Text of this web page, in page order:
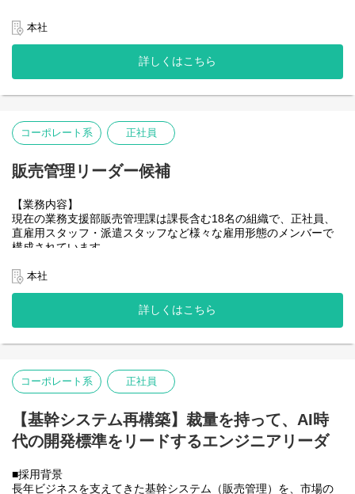
＊技術選定、投資（研究開発）を行う部署ですので、以下に限定
されません！
【バックエンド】
・Java（Spring、SpringBoot）
・C♯
・Go
【フロントエンド】
・JavaScript, TypeScript
・React, Vue.js
・HTML5
【環境】
・Visual Studio Code
・Eclipse
【コンテナ技術】
【OS】
・macOS, iOS
・Linux
【ソースコード管理】
・GitLab
【データベース】
・Cassandra
・ステップアップ： 日々の情シス運用を通じて社内課題を吸い上
げ、AIを武器に「現場の困りごと」を解決するプロフェッショナ
ルを目指していただきます。
※補足： どちらのチームでも情シスの基礎となる定常業務は経験
■組織構成
・25名（契約外注社員13名含む）
・部長1名
・男女比 3:1
部署は「業務システムチーム」と「インフラセキュリティチー
ム」に分かれており
人数割合は50:50です
【大切にしていること】
私たちは、単なる「社内システムの番人」ではありません。
会社の成長をITの力で加速させる"攻めの情報システム部門"です。
AI、最新のセキュリティ、データ利活用など、常に新しい技術を
模索し、ビジネスに貢献することをミッションとしています。
部署内は風通しが良く、協力会社のメンバーも含めて温和な人ば
かりです。
集中して業務に取り組みつつ、気軽に雑談もできる良好な関係・
雰囲気です。
技術的な相談やディスカッションも活発で、互いに高め合える雰
囲気があります。
■働き方
・残業平均：月20時間
当社特販グループは、自動車業界のお客様のみではなく、旅行バ
ス業界や機械工具商等の
幅広く様々な業界に向けたITソリューション営業となります。
【期待すること】
様々な業界にITソリューション営業を行っていただけること
【部署のミッション】
当社製品を導入していただくことで、100%の課題解決ができてい
るとは思っていません。
務上のプロセスなど大きな変革をご提案差し上げる場合もござい
ます。
クライアントの利益最大化というテーマに向き合い、クライアン
トが気づいていない課題を我々から主体的に提案をしていくこと
【キャリアパス】
・固有の業界に捉われない営業スキルを身につけていただくこと
・自動車を取り巻く環境は、個人所有からカーシェアへとオーナ
ーシフトが起き、自動車そのものもEVシフト、AIの活用や高度自
・所有の在り方などが変化する一方で、AI×自動運転で高度化、無
人化されていく自動車は社会インフラとして再評価がなされ、ス
マートグリットや情報インフラとしての活用などにも注目を集め
・自動車アフターマーケット※は、法定車検の実施義務（商用：1
年 個人：2年）の中、自動車をとりまく事業環境の変化やニーズ
本社
詳しくはこちら
コーポレート系 正社員
販売管理リーダー候補
【業務内容】
現在の業務支援部販売管理課は課長含む18名の組織で、正社員、
直雇用スタッフ・派遣スタッフなど様々な雇用形態のメンバーで
構成されています。
候補として、課長と共にスタッフのマネジメントを行いながら業
務の改善に携わっていただくことを想定しております。
・受注承認／受注入力／契約登録／検収確認／売上計上／請求書
発行
登録・解約業務
・契約登録／契約解約／口座振替依頼
ECサイトの売上計上・出荷依頼業務
・ECサイト売上計上／出荷依頼業務
・取引先登録
本社
詳しくはこちら
コーポレート系 正社員
【基幹システム再構築】裁量を持って、AI時
代の開発標準をリードするエンジニアリーダ
■採用背景
長年ビジネスを支えてきた基幹システム（販売管理）を、市場の